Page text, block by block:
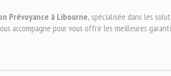
Prévoyance à Libourne, spécialisée dans les
accompagne pour vous offrir les meilleures